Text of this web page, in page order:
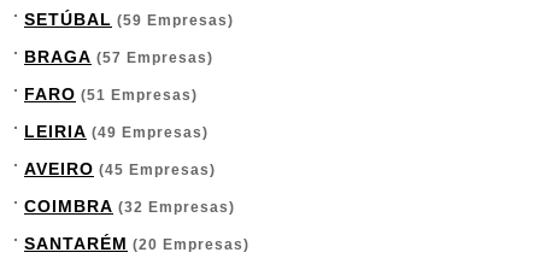
SETÚBAL (59 Empresas)
BRAGA (57 Empresas)
FARO (51 Empresas)
LEIRIA (49 Empresas)
AVEIRO (45 Empresas)
COIMBRA (32 Empresas)
SANTARÉM (20 Empresas)